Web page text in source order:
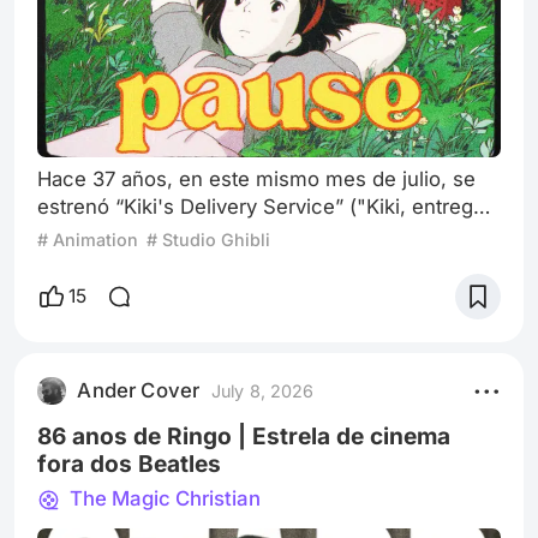
Hace 37 años, en este mismo mes de julio, se
estrenó “Kiki's Delivery Service” ("Kiki, entregas
a domicilio"), una de las películas más queridas
de mis favoritas. “My Neighbor Totoro” y “Grave
Hay mucho más que belleza en esta historia:
hay una sensibilidad
# Animation # Studio Ghibli
15
Ander Cover July 8, 2026
86 anos de Ringo | Estrela de cinema
fora dos Beatles
The Magic Christian